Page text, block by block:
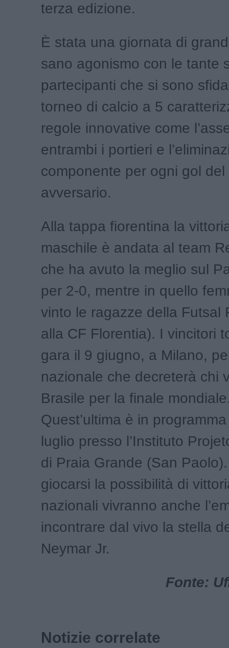
terza edizione.
È stata una giornata di
sano agonismo con le tante
partecipanti che si sono
torneo di calcio a 5
regole innovative come
entrambi i portieri e
componente per ogni gol del
avversario.
Alla tappa fiorentina la
maschile è andata al team
che ha avuto la meglio sul
per 2-0, mentre in quello
vinto le ragazze della Futsal
alla CF Florentia). I vincitori
gara il 9 giugno, a Milano,
nazionale che decreterà chi
Brasile per la finale
Quest’ultima è in
luglio presso l’Instituto
di Praia Grande (San
giocarsi la possibilità di
nazionali vivranno anche
incontrare dal vivo la stella
Neymar Jr.
Fonte:
Notizie correlate